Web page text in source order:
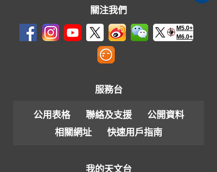
關注我們
M5.0+
M6.0+
服務台
公用表格 聯絡及支援
公開資料
相關網址
快速用戶指南
我的天文台